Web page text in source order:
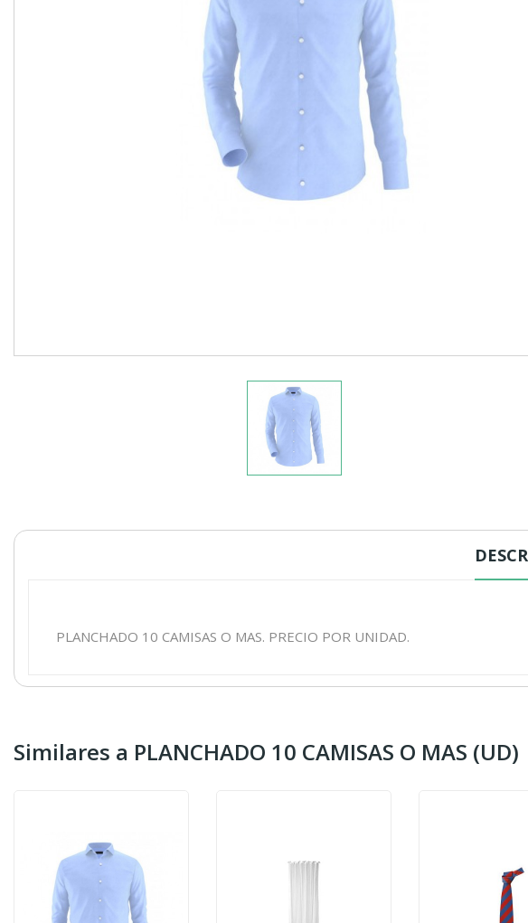
PLANCHADO 10 CAMISAS O MAS. PRECIO POR UNIDAD.
Similares a PLANCHADO 10 CAMISAS O MAS (UD)